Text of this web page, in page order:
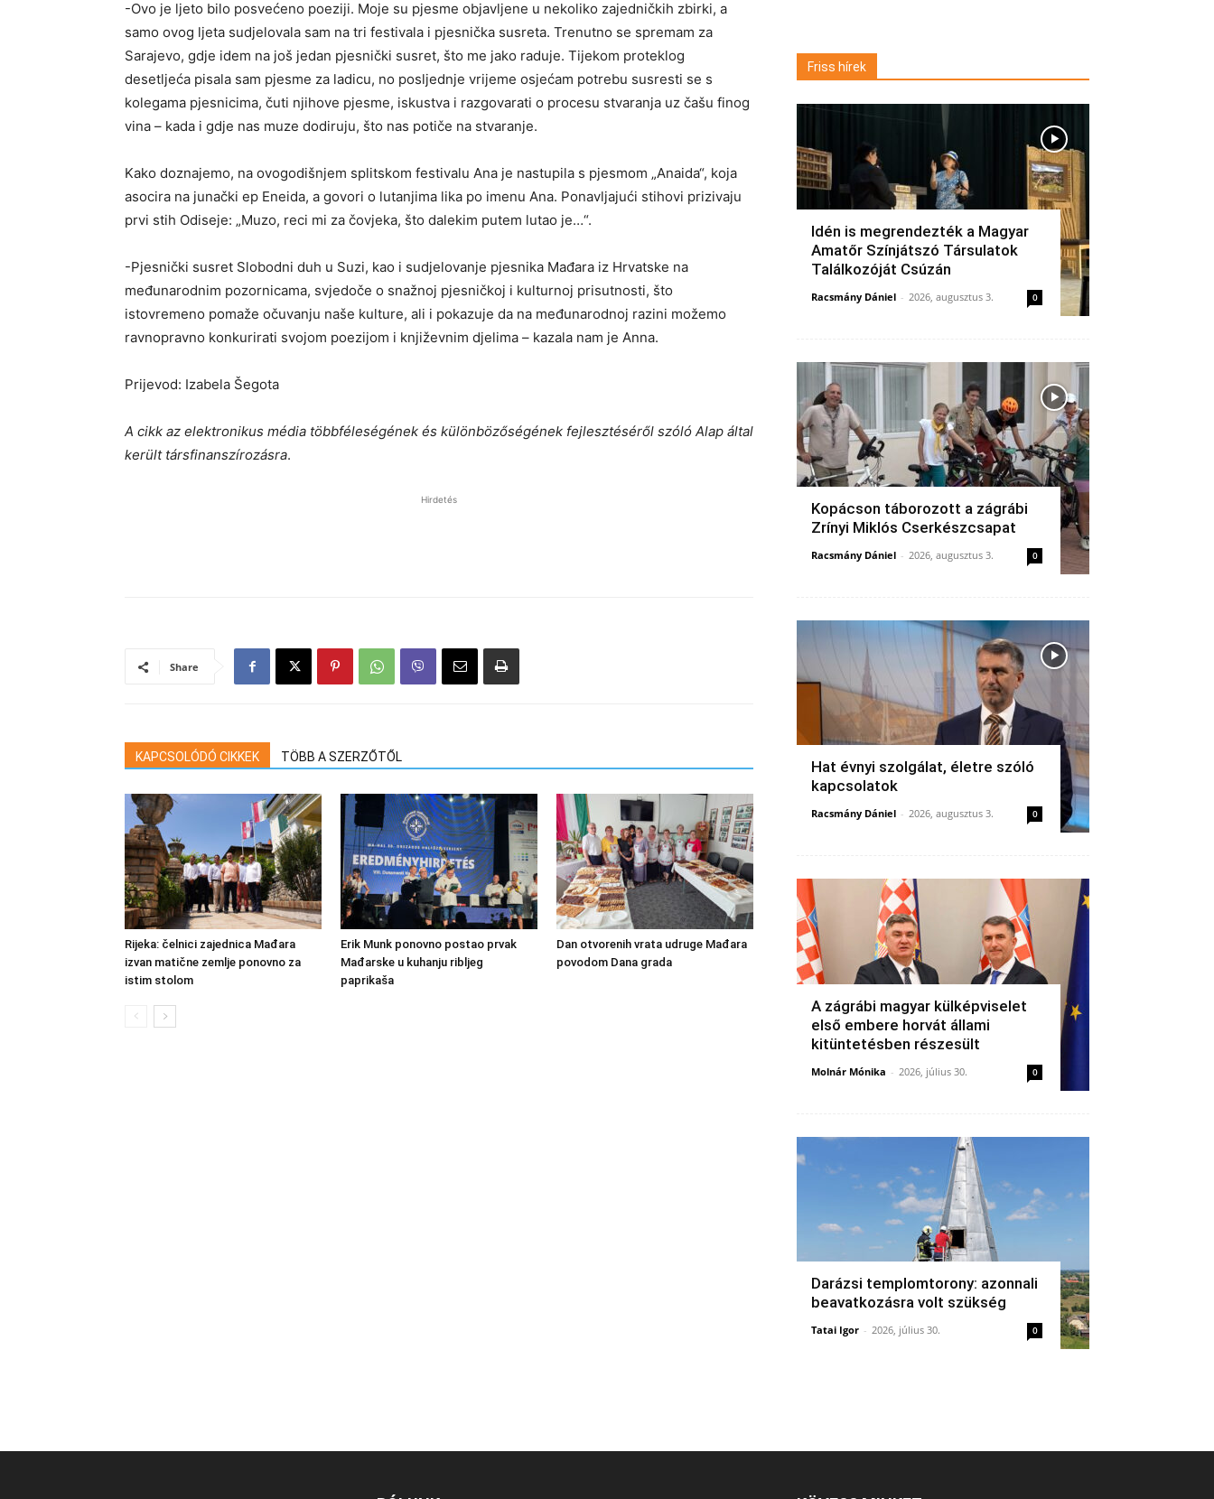
-Ovo je ljeto bilo posvećeno poeziji. Moje su pjesme objavljene u nekoliko zajedničkih zbirki, a
samo ovog ljeta sudjelovala sam na tri festivala i pjesnička susreta. Trenutno se spremam za
Sarajevo, gdje idem na još jedan pjesnički susret, što me jako raduje. Tijekom proteklog
desetljeća pisala sam pjesme za ladicu, no posljednje vrijeme osjećam potrebu susresti se s
kolegama pjesnicima, čuti njihove pjesme, iskustva i razgovarati o procesu stvaranja uz čašu finog
vina – kada i gdje nas muze dodiruju, što nas potiče na stvaranje.
Kako doznajemo, na ovogodišnjem splitskom festivalu Ana je nastupila s pjesmom „Anaida“, koja
asocira na junački ep Eneida, a govori o lutanjima lika po imenu Ana. Ponavljajući stihovi prizivaju
prvi stih Odiseje: „Muzo, reci mi za čovjeka, što dalekim putem lutao je…“.
-Pjesnički susret Slobodni duh u Suzi, kao i sudjelovanje pjesnika Mađara iz Hrvatske na
međunarodnim pozornicama, svjedoče o snažnoj pjesničkoj i kulturnoj prisutnosti, što
istovremeno pomaže očuvanju naše kulture, ali i pokazuje da na međunarodnoj razini možemo
ravnopravno konkurirati svojom poezijom i književnim djelima – kazala nam je Anna.
Prijevod: Izabela Šegota
A cikk az elektronikus média többféleségének és különbözőségének fejlesztéséről szóló Alap által
került társfinanszírozásra.
Hirdetés
Share
KAPCSOLÓDÓ CIKKEK TÖBB A SZERZŐTŐL
Rijeka: čelnici zajednica Mađara
izvan matične zemlje ponovno za
istim stolom
Erik Munk ponovno postao prvak
Mađarske u kuhanju ribljeg
paprikaša
Dan otvorenih vrata udruge Mađara
povodom Dana grada
Friss hírek
Idén is megrendezték a Magyar
Amatőr Színjátszó Társulatok
Találkozóját Csúzán
Racsmány Dániel - 2026, augusztus 3. 0
Kopácson táborozott a zágrábi
Zrínyi Miklós Cserkészcsapat
Racsmány Dániel - 2026, augusztus 3. 0
Hat évnyi szolgálat, életre szóló
kapcsolatok
Racsmány Dániel - 2026, augusztus 3. 0
A zágrábi magyar külképviselet
első embere horvát állami
kitüntetésben részesült
Molnár Mónika - 2026, július 30. 0
Darázsi templomtorony: azonnali
beavatkozásra volt szükség
Tatai Igor - 2026, július 30. 0